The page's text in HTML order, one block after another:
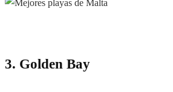
3. Golden Bay